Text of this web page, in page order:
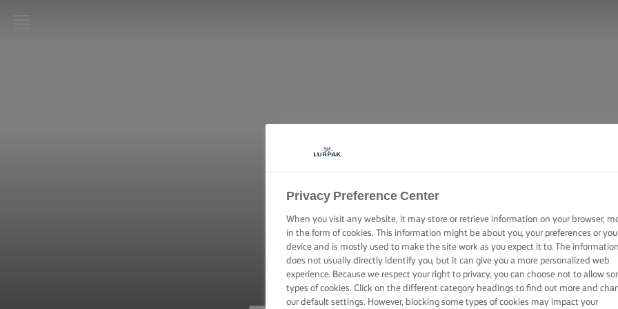
Privacy Preference Center
When you visit any website, it may store or retrieve information on your browser,
in the form of cookies. This information might be about you, your preferences or
device and is mostly used to make the site work as you expect it to. The information
does not usually directly identify you, but it can give you a more personalized web
experience. Because we respect your right to privacy, you can choose not to allow
types of cookies. Click on the different category headings to find out more and
our default settings. However, blocking some types of cookies may impact your